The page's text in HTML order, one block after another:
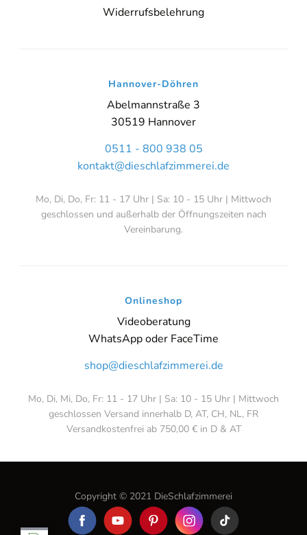
auf den eigentlichen Inhalt zuzugreifen, klicken Sie auf den Button
unten. Bitte beachten Sie, dass dabei Daten an Drittanbieter
weitergegeben werden.
Inhalt entsperren
Weitere Informationen
Widerrufsbelehrung
Hannover-Döhren
Abelmannstraße 3
30519 Hannover
0511 - 800 938 05
kontakt@dieschlafzimmerei.de
Mo, Di, Do, Fr: 11 - 17 Uhr | Sa: 10 - 15 Uhr | Mittwoch
geschlossen und außerhalb der Öffnungszeiten nach
Vereinbarung.
Onlineshop
Videoberatung
WhatsApp oder FaceTime
shop@dieschlafzimmerei.de
Mo, Di, Mi, Do, Fr: 11 - 17 Uhr | Sa: 10 - 15 Uhr | Mittwoch
geschlossen Versand innerhalb D, AT, CH, NL, FR
Versandkostenfrei ab 750,00 € in D & AT
Copyright © 2021 DieSchlafzimmerei